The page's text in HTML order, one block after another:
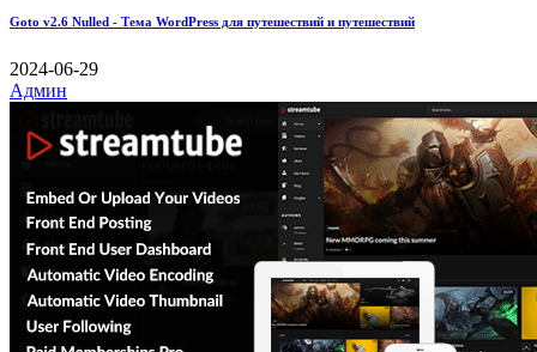
Goto v2.6 Nulled - Тема WordPress для путешествий и путешествий
2024-06-29
Админ